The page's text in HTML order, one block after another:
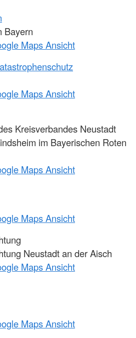
Bayern
Maps Ansicht
Maps Ansicht
Kreisverbandes Neustadt
im Bayerischen Roten
Maps Ansicht
Maps Ansicht
Neustadt an der Aisch
Maps Ansicht
Maps Ansicht